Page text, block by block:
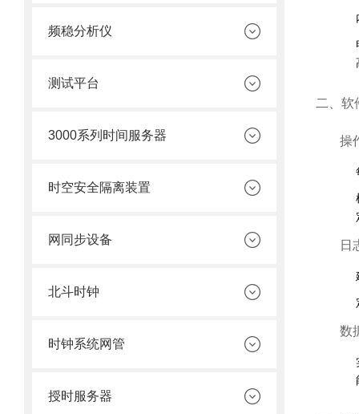
频稳分析仪
测试平台
3000系列时间服务器
时空安全隔离装置
网同步设备
北斗时钟
时钟系统网管
授时服务器
二、软
操
日
数